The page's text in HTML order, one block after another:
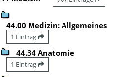
44.00 Medizin: Allgemeines
1 Eintrag
44.34 Anatomie
1 Eintrag